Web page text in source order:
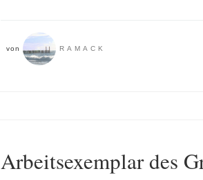
von RAMACK
Arbeitsexemplar des